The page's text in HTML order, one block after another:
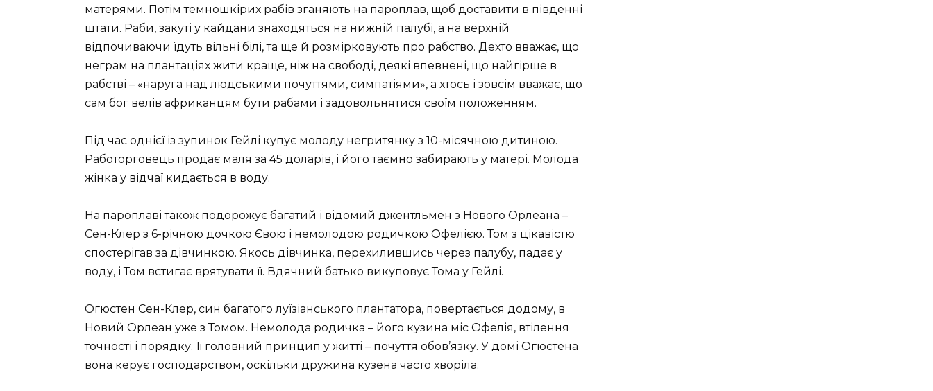
матерями. Потім темношкірих рабів зганяють на пароплав, щоб доставити в південні
штати. Раби, закуті у кайдани знаходяться на нижній палубі, а на верхній
відпочиваючи їдуть вільні білі, та ще й розмірковують про рабство. Дехто вважає, що
неграм на плантаціях жити краще, ніж на свободі, деякі впевнені, що найгірше в
рабстві – «наруга над людськими почуттями, симпатіями», а хтось і зовсім вважає, що
сам бог велів африканцям бути рабами і задовольнятися своїм положенням.
Під час однієї із зупинок Гейлі купує молоду негритянку з 10-місячною дитиною.
Работорговець продає маля за 45 доларів, і його таємно забирають у матері. Молода
жінка у відчаї кидається в воду.
На пароплаві також подорожує багатий і відомий джентльмен з Нового Орлеана –
Сен-Клер з 6-річною дочкою Євою і немолодою родичкою Офелією. Том з цікавістю
спостерігав за дівчинкою. Якось дівчинка, перехилившись через палубу, падає у
воду, і Том встигає врятувати її. Вдячний батько викуповує Тома у Гейлі.
Огюстен Сен-Клер, син багатого луїзіанського плантатора, повертається додому, в
Новий Орлеан уже з Томом. Немолода родичка – його кузина міс Офелія, втілення
точності і порядку. Її головний принцип у житті – почуття обов’язку. У домі Огюстена
вона керує господарством, оскільки дружина кузена часто хворіла.